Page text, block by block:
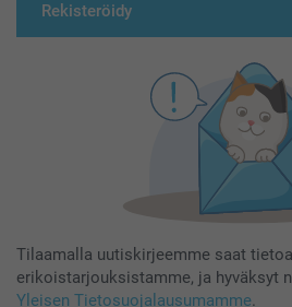
Rekisteröidy
Tilaamalla uutiskirjeemme saat
erikoistarjouksistamme, ja hyväksyt
Yleisen Tietosuojalausumamme.